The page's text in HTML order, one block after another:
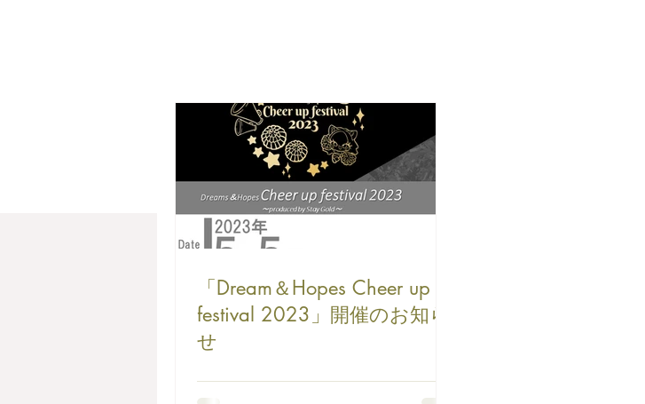
「Dream＆Hopes Cheer up
festival 2023」開催のお知ら
せ